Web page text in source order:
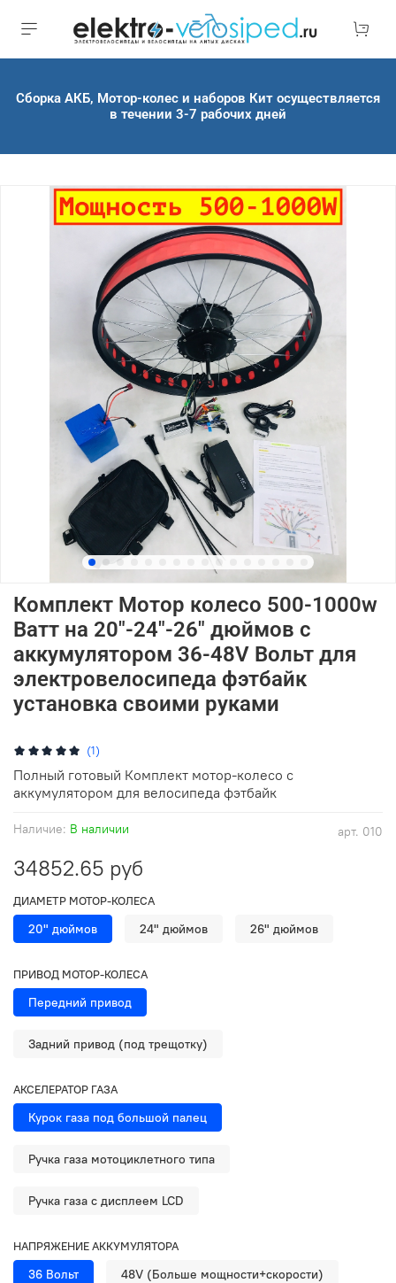
Сборка АКБ, Мотор-колес и наборов Кит осуществляется
в течении 3-7 рабочих дней
(1)
арт. 010
Наличие: В наличии
Комплект Мотор колесо 500-1000w
Ватт на 20"-24"-26" дюймов с
аккумулятором 36-48V Вольт для
электровелосипеда фэтбайк
установка своими руками
34852.65 руб
ДИАМЕТР МОТОР-КОЛЕСА
20" дюймов 24" дюймов 26" дюймов
ПРИВОД МОТОР-КОЛЕСА
Передний привод
Задний привод (под трещотку)
АКСЕЛЕРАТОР ГАЗА
Курок газа под большой палец
Ручка газа мотоциклетного типа
Ручка газа с дисплеем LCD
НАПРЯЖЕНИЕ АККУМУЛЯТОРА
36 Вольт 48V (Больше мощности+скорости)
Полный готовый Комплект мотор-колесо с
аккумулятором для велосипеда фэтбайк